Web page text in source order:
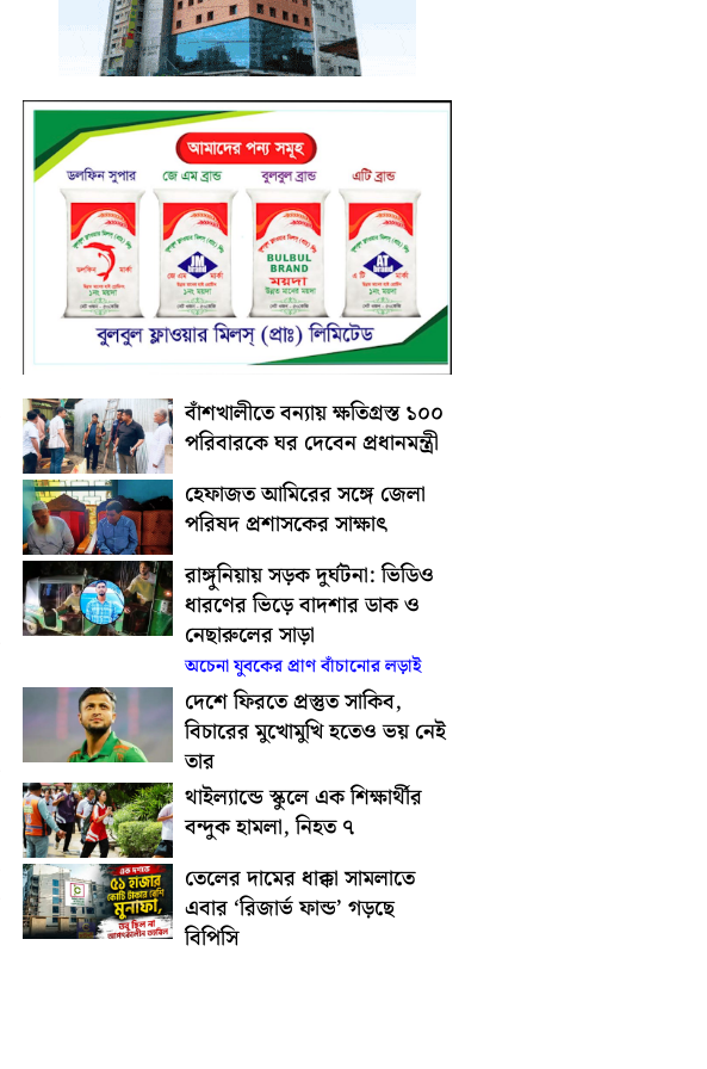
বাঁশখালীতে বন্যায় ক্ষতিগ্রস্ত ১০০
পরিবারকে ঘর দেবেন প্রধানমন্ত্রী
হেফাজত আমিরের সঙ্গে জেলা
পরিষদ প্রশাসকের সাক্ষাৎ
রাঙ্গুনিয়ায় সড়ক দুর্ঘটনা: ভিডিও
ধারণের ভিড়ে বাদশার ডাক ও
নেছারুলের সাড়া
অচেনা যুবকের প্রাণ বাঁচানোর লড়াই
দেশে ফিরতে প্রস্তুত সাকিব,
বিচারের মুখোমুখি হতেও ভয় নেই
তার
থাইল্যান্ডে স্কুলে এক শিক্ষার্থীর
বন্দুক হামলা, নিহত ৭
তেলের দামের ধাক্কা সামলাতে
এবার ‘রিজার্ভ ফান্ড’ গড়ছে
বিপিসি